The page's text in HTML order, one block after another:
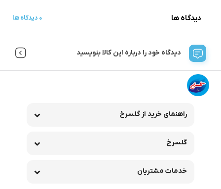
دیدگاه ها 0 دیدگاه ها
دیدگاه خود را درباره این کالا بنویسید
راهنمای خرید از گلسرخ
گلسرخ
خدمات مشتریان